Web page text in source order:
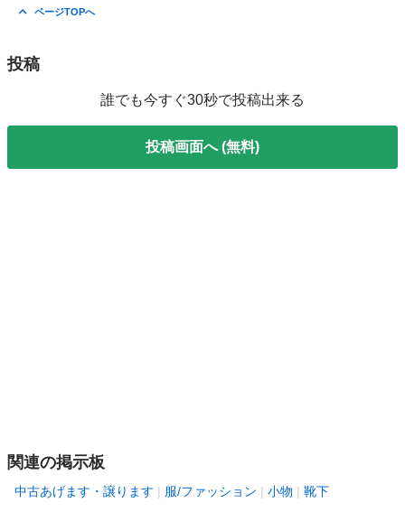
ページTOPへ
投稿
誰でも今すぐ30秒で投稿出来る
投稿画面へ (無料)
関連の掲示板
中古あげます・譲ります 服/ファッション 小物 靴下